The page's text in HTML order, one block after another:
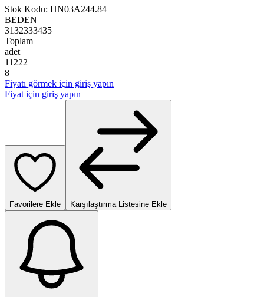
Stok Kodu: HN03A244.84
BEDEN
3132333435
Toplam
adet
11222
8
Fiyatı görmek için giriş yapın
Fiyat için giriş yapın
Favorilere Ekle Karşılaştırma Listesine Ekle